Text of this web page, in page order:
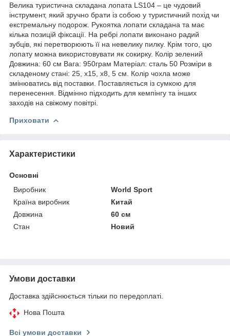
Велика туристична складана лопата LS104 – це чудовий
інструмент, який зручно брати із собою у туристичний похід чи
екстремальну подорож. Рукоятка лопати складана та має
кілька позицій фіксації. На ребрі лопати виконано радий
зубців, які перетворюють її на невелику пилку. Крім того, цю
лопату можна використовувати як сокирку. Колір зелений
Довжина: 60 ​​см Вага: 950грам Матеріал: сталь 50 Розміри в
складеному стані: 25, х15, х8, 5 см. Колір чохла може
змінюватись від поставки. Поставляється із сумкою для
перенесення. Відмінно підходить для кемпінгу та інших
заходів на свіжому повітрі.
Приховати
Характеристики
Основні
Виробник
World Sport
Країна виробник
Китай
Довжина
60 см
Стан
Новий
Умови доставки
Доставка здійснюється тільки по передоплаті.
Нова Пошта
Всі умови доставки